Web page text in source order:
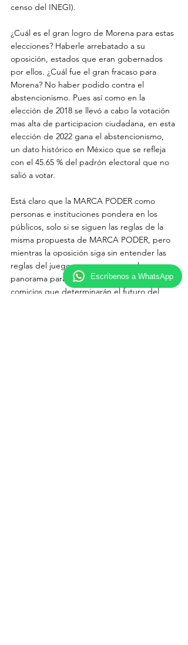
censo del INEGI).
¿Cuál es el gran logro de Morena para estas
elecciones? Haberle arrebatado a su
oposición, estados que eran gobernados
por ellos. ¿Cuál fue el gran fracaso para
Morena? No haber podido contra el
abstencionismo. Pues así como en la
elección de 2018 se llevó a cabo la votación
mas alta de participacion ciudadana, en esta
elección de 2022 gana el abstencionismo,
un dato histórico en México que se refleja
con el 45.65 % del padrón electoral que no
salió a votar.
Está claro que la MARCA PODER como
personas e instituciones pondera en los
públicos, solo si se siguen las reglas de la
misma propuesta de MARCA PODER, pero
mientras la oposición siga sin entender las
reglas del juego, no se augura un buen
panorama para las elecciones del 2024;
comicios que determinarán el futuro del
Escríbenos a WhatsApp